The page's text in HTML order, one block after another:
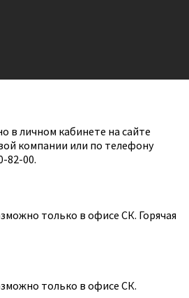
в личном кабинете на сайте
компании или по телефону
82-00.
только в офисе СК. Горячая
только в офисе СК.